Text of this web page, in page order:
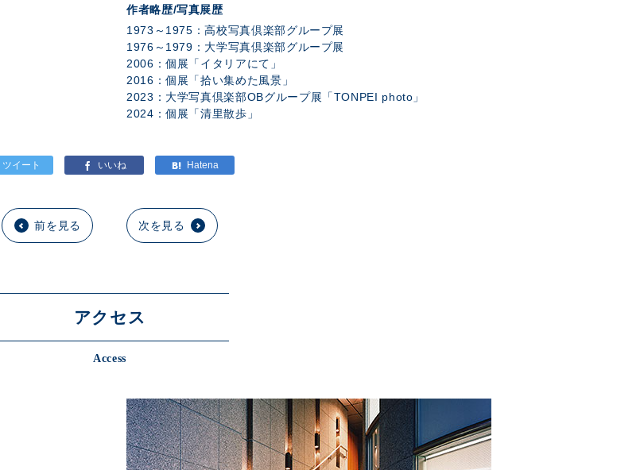
作者略歴/写真展歴
1973～1975：高校写真倶楽部グループ展
1976～1979：大学写真倶楽部グループ展
2006：個展「イタリアにて」
2016：個展「拾い集めた風景」
2023：大学写真倶楽部OBグループ展「TONPEI photo」
2024：個展「清里散歩」
前を見る 次を見る
アクセス
Access